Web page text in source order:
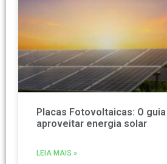
Placas Fotovoltaicas: O
aproveitar energia solar
LEIA MAIS »